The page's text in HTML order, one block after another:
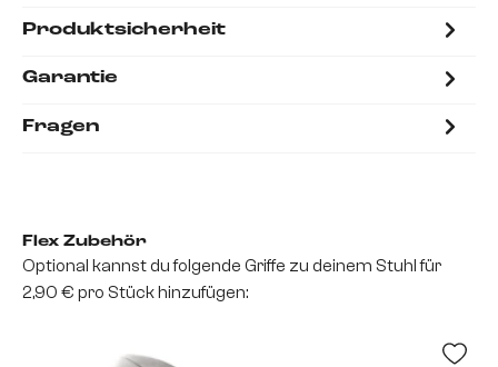
Produktsicherheit
Garantie
Fragen
Flex Zubehör
Optional kannst du folgende Griffe zu deinem Stuhl für
2,90 € pro Stück hinzufügen: